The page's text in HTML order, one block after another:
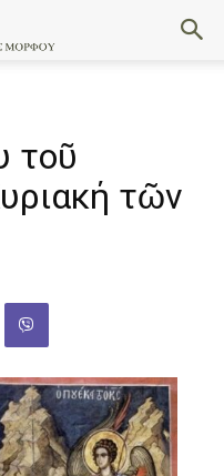
τοῦ
τῶν